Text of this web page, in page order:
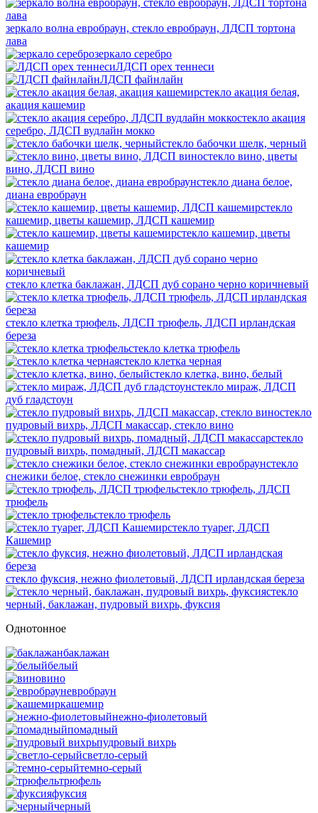
зеркало волна евробраун, стекло евробраун, ЛДСП тортона
лава
зеркало серебро
ЛДСП орех теннеси
ЛДСП файнлайн
стекло акация белая,
акация кашемир
стекло акация
серебро, ЛДСП вудлайн мокко
стекло бабочки шелк, черный
стекло вино, цветы
вино, ЛДСП вино
стекло диана белое,
диана евробраун
стекло
кашемир, цветы кашемир, ЛДСП кашемир
стекло кашемир, цветы
кашемир
стекло клетка баклажан, ЛДСП дуб сорано черно коричневый
стекло клетка трюфель, ЛДСП трюфель, ЛДСП ирландская
береза
стекло клетка трюфель
стекло клетка черная
стекло клетка, вино, белый
стекло мираж, ЛДСП
дуб гладстоун
стекло
пудровый вихрь, ЛДСП макассар, стекло вино
стекло
пудровый вихрь, помадный, ЛДСП макассар
стекло
снежики белое, стекло снежинки евробраун
стекло трюфель, ЛДСП
трюфель
стекло трюфель
стекло туарег, ЛДСП
Кашемир
стекло фуксия, нежно фиолетовый, ЛДСП ирландская береза
стекло
черный, баклажан, пудровый вихрь, фуксия
Однотонное
баклажан
белый
вино
евробраун
кашемир
нежно-фиолетовый
помадный
пудровый вихрь
светло-серый
темно-серый
трюфель
фуксия
черный